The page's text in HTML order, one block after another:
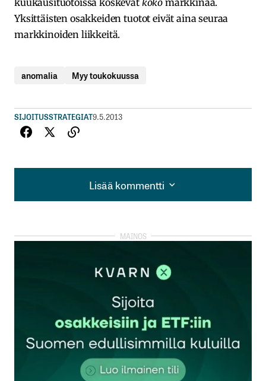
kuukausituotoissa koskevatkoko markkinaa.
Yksittäisten osakkeiden tuotot eivät aina seuraa
markkinoiden liikkeitä.
anomalia Myy toukokuussa
SIJOITUSSTRATEGIAT9.5.2013
Lisää kommentti
Lisää kommentti
kirjautua
rekisteröityä
Sähköpostiosoitettasi ei julkaista.Pakolliset
kentät on merkitty*